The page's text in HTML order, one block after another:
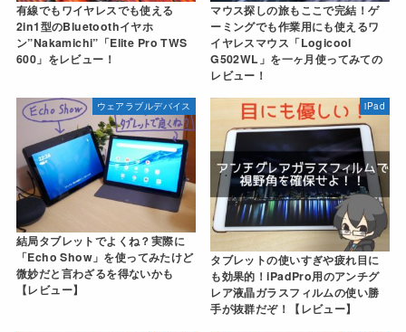
有線でもワイヤレスでも使える
2in1型のBluetoothイヤホ
ン”Nakamichi”「Elite Pro TWS
600」をレビュー！
マウス探しの旅もここで完結！ゲ
ーミングでも作業用にも使えるワ
イヤレスマウス「Logicool
G502WL」を一ヶ月使ってみての
レビュー！
ウェアラブルデバイス
結局タブレットでよくね？実際に
「Echo Show」を使ってみたけど
微妙だと言わざるを得ないかも
【レビュー】
iPad
タブレットの使いすぎや疲れ目に
も効果的！iPadPro用のアンチグ
レア液晶ガラスフィルムの使い勝
手が抜群だぞ！【レビュー】